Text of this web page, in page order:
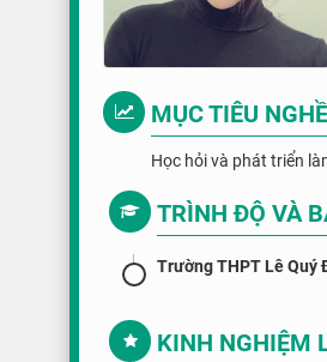
MỤC TIÊU
Học hỏi và phát triển
TRÌNH ĐỘ VÀ
Trường THPT Lê Quý
KINH NGHIỆM